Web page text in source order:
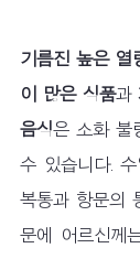
기름진 높은 열
이 많은 식품과
음식은 소화 불
수 있습니다.
복통과 항문의
문에 어르신께